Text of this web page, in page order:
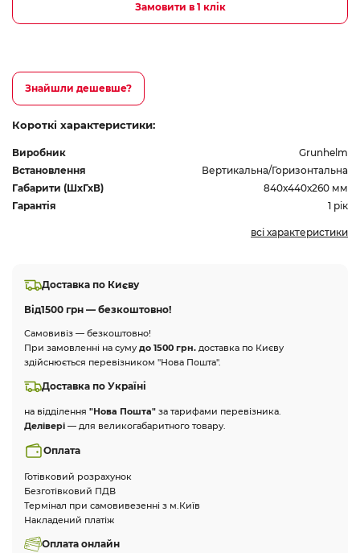
Замовити в 1 клік
Знайшли дешевше?
Короткі характеристики:
Виробник
Grunhelm
Встановлення
Вертикальна/Горизонтальна
Габарити (ШхГхВ)
840х440х260 мм
Гарантія
1 рік
всі характеристики
Доставка по Києву
Від1500 грн — безкоштовно!
Самовивіз — безкоштовно!
При замовленні на суму до 1500 грн. доставка по Києву
здійснюється перевізником "Нова Пошта".
Доставка по Україні
на відділення "Нова Пошта" за тарифами перевізника.
Делівері — для великогабаритного товару.
Оплата
Готівковий розрахунок
Безготівковий ПДВ
Термінал при самовивезенні з м.Київ
Накладений платіж
Оплата онлайн